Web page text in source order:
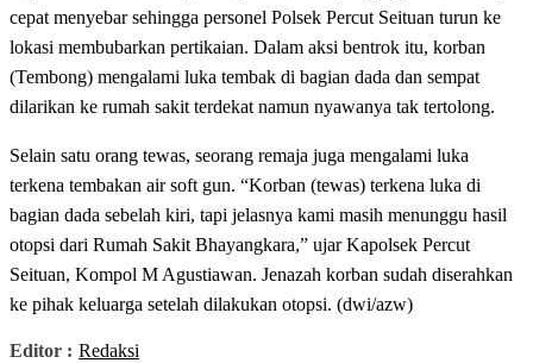
cepat menyebar sehingga personel Polsek Percut Seituan turun ke
lokasi membubarkan pertikaian. Dalam aksi bentrok itu, korban
(Tembong) mengalami luka tembak di bagian dada dan sempat
dilarikan ke rumah sakit terdekat namun nyawanya tak tertolong.
Selain satu orang tewas, seorang remaja juga mengalami luka
terkena tembakan air soft gun. “Korban (tewas) terkena luka di
bagian dada sebelah kiri, tapi jelasnya kami masih menunggu hasil
otopsi dari Rumah Sakit Bhayangkara,” ujar Kapolsek Percut
Seituan, Kompol M Agustiawan. Jenazah korban sudah diserahkan
ke pihak keluarga setelah dilakukan otopsi. (dwi/azw)
Editor : Redaksi